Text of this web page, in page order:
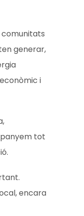
generar,
i
tot
encara